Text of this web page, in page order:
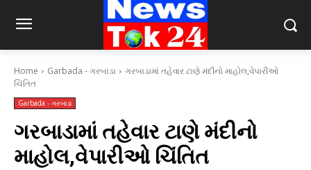
Home Garbada - ગરબાડા
ગરબાડામાં તહેવાર ટાણે મંદીનો માહોલ,વેપારીઓ
ચિંતિત
Garbada - ગરબાડા
ગરબાડામાં તહેવાર ટાણે મંદીનો
માહોલ,વેપારીઓ ચિંતિત